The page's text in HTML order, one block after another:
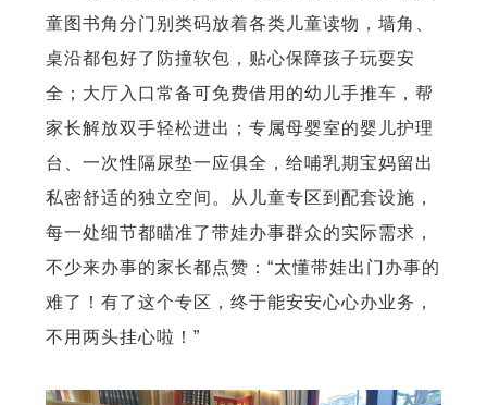
童图书角分门别类码放着各类儿童读物，墙角、
桌沿都包好了防撞软包，贴心保障孩子玩耍安
全；大厅入口常备可免费借用的幼儿手推车，帮
家长解放双手轻松进出；专属母婴室的婴儿护理
台、一次性隔尿垫一应俱全，给哺乳期宝妈留出
私密舒适的独立空间。从儿童专区到 配套设施，
每一处细节都瞄准了带娃办事群众的实际需求，
不少来办事的家长都点赞：“太懂带娃出门办事的
难了！有了这个专区，终于能安安心心办业务，
不用两头挂心啦！”